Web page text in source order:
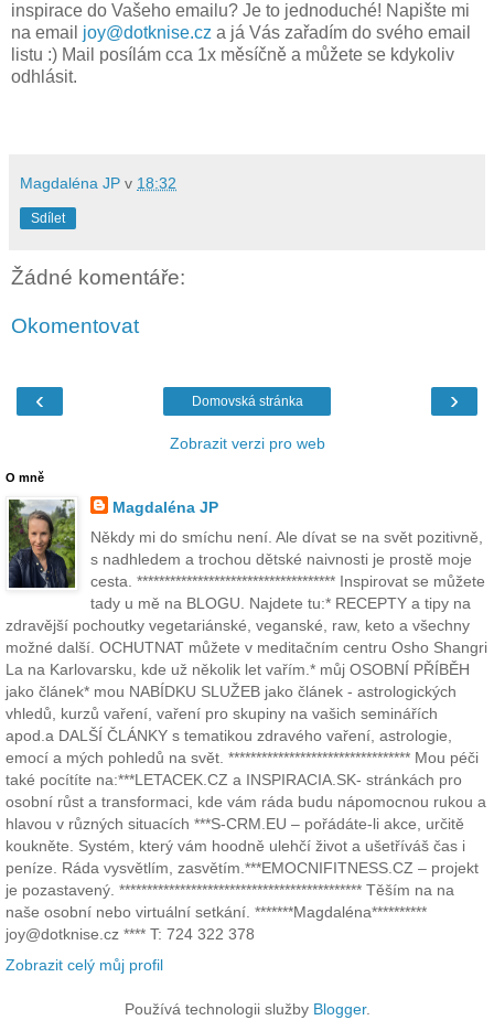
inspirace do Vašeho emailu? Je to jednoduché! Napište mi
na email joy@dotknise.cz a já Vás zařadím do svého email
listu :) Mail posílám cca 1x měsíčně a můžete se kdykoliv
odhlásit.
Magdaléna JP v 18:32
Sdílet
Žádné komentáře:
Okomentovat
‹ ›
Domovská stránka
Zobrazit verzi pro web
O mně
Magdaléna JP
Někdy mi do smíchu není. Ale dívat se na svět pozitivně,
s nadhledem a trochou dětské naivnosti je prostě moje
cesta. ************************************ Inspirovat se můžete
tady u mě na BLOGU. Najdete tu:* RECEPTY a tipy na
zdravější pochoutky vegetariánské, veganské, raw, keto a všechny
možné další. OCHUTNAT můžete v meditačním centru Osho Shangri
La na Karlovarsku, kde už několik let vařím.* můj OSOBNÍ PŘÍBĚH
jako článek* mou NABÍDKU SLUŽEB jako článek - astrologických
vhledů, kurzů vaření, vaření pro skupiny na vašich seminářích
apod.a DALŠÍ ČLÁNKY s tematikou zdravého vaření, astrologie,
emocí a mých pohledů na svět. ********************************* Mou péči
také pocítíte na:***LETACEK.CZ a INSPIRACIA.SK- stránkách pro
osobní růst a transformaci, kde vám ráda budu nápomocnou rukou a
hlavou v různých situacích ***S-CRM.EU – pořádáte-li akce, určitě
koukněte. Systém, který vám hoodně ulehčí život a ušetříváš čas i
peníze. Ráda vysvětlím, zasvětím.***EMOCNIFITNESS.CZ – projekt
je pozastavený. ******************************************** Těším na na
naše osobní nebo virtuální setkání. *******Magdaléna**********
joy@dotknise.cz **** T: 724 322 378
Zobrazit celý můj profil
Používá technologii služby Blogger.